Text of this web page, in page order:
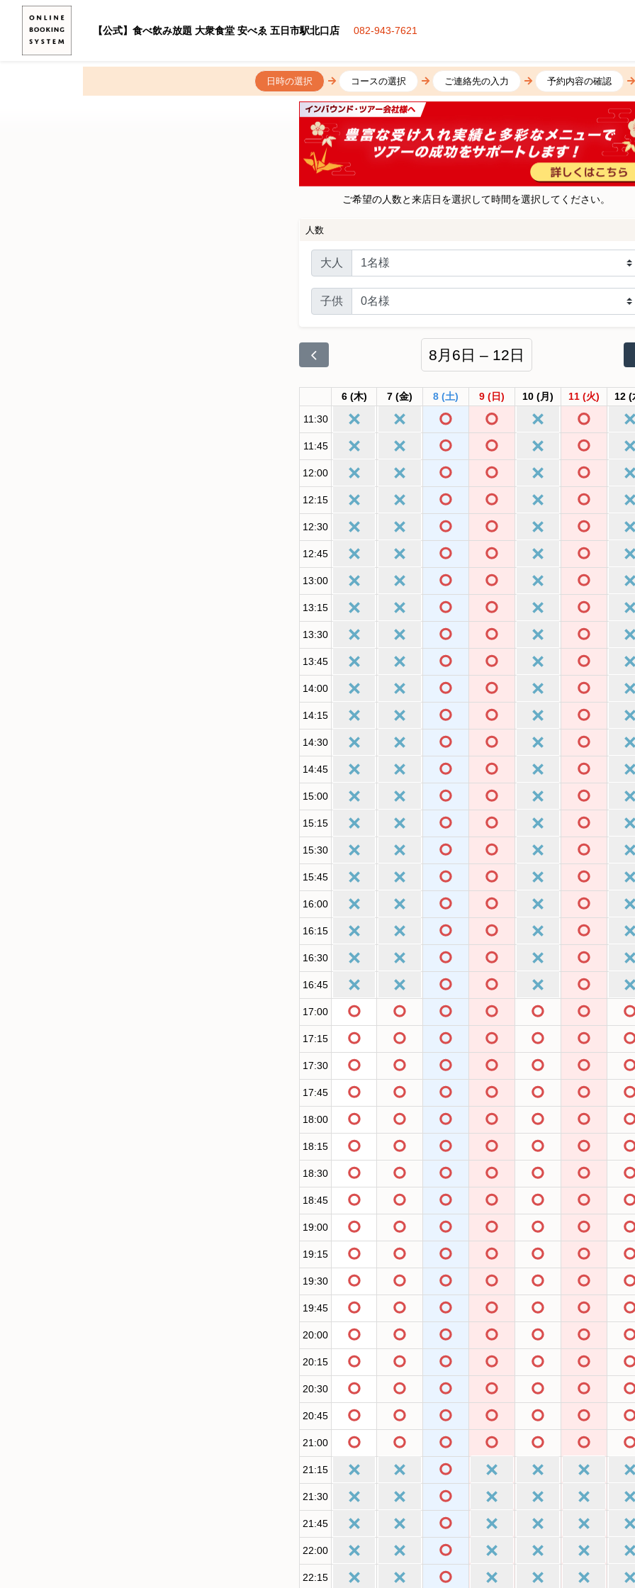
【公式】食べ飲み放題 大衆食堂 安べゑ 五日市駅北口店 082-943-7621
日時の選択 コースの選択 ご連絡先の入力 予約内容の確認
ご希望の人数と来店日を選択して時間を選択してください。
人数
大人
子供
8月6日 – 12日
6 (木) 7 (金) 8 (土) 9 (日) 10 (月) 11 (火) 12 (
11:30
11:45
12:00
12:15
12:30
12:45
13:00
13:15
13:30
13:45
14:00
14:15
14:30
14:45
15:00
15:15
15:30
15:45
16:00
16:15
16:30
16:45
17:00
17:15
17:30
17:45
18:00
18:15
18:30
18:45
19:00
19:15
19:30
19:45
20:00
20:15
20:30
20:45
21:00
21:15
21:30
21:45
22:00
22:15